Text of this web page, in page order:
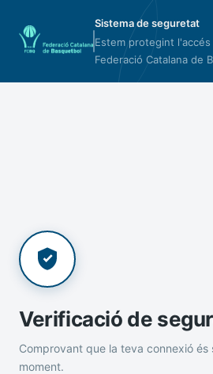
Sistema de seguretat
Estem protegint
Federació Catalana de
Verificació de
Comprovant que la teva connexió és
moment.